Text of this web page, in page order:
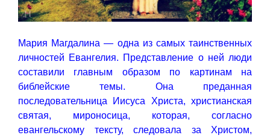
Мария Магдалина — одна из самых таинственных
личностей Евангелия. Представление о ней люди
составили главным образом по картинам на
библейские темы. Она преданная
последовательница Иисуса Христа, христианская
святая, мироносица, которая, согласно
евангельскому тексту, следовала за Христом,